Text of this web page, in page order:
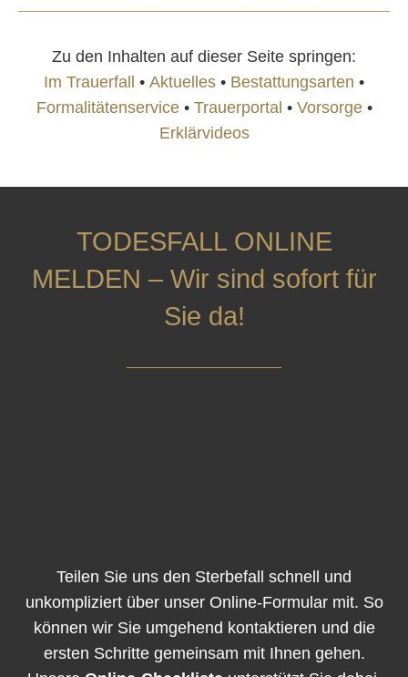
Zu den Inhalten auf dieser Seite springen:
Im Trauerfall
• Aktuelles • Bestattungsarten •
Formalitätenservice• Trauerportal • Vorsorge•
Erklärvideos
TODESFALL ONLINE
MELDEN – Wir sind sofort für
Sie da!
Teilen Sie uns den Sterbefall schnell und
unkompliziert über unser Online-Formular mit. So
können wir Sie umgehend kontaktieren und die
ersten Schritte gemeinsam mit Ihnen gehen.